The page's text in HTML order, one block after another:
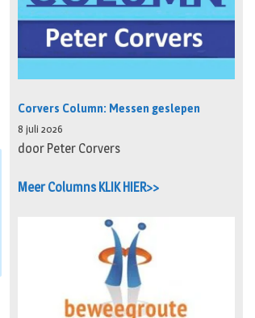
Corvers Column: Messen geslepen
8 juli 2026
door Peter Corvers
Meer Columns KLIK HIER>>